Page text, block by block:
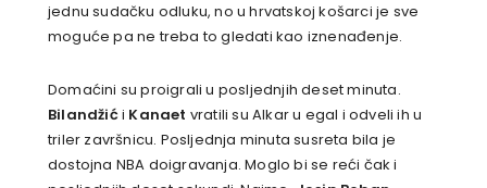
jednu sudačku odluku, no u hrvatskoj košarci je sve
moguće pa ne treba to gledati kao iznenađenje.
Domaćini su proigrali u posljednjih deset minuta.
Bilandžići Kanaet vratili su Alkar u egal i odveli ih u
triler završnicu. Posljednja minuta susreta bila je
dostojna NBA doigravanja. Moglo bi se reći čak i